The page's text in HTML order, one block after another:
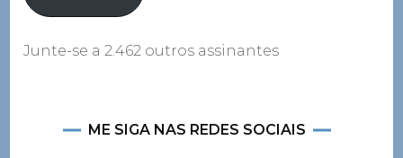
Junte-se a 2.462 outros assinantes
ME SIGA NAS REDES SOCIAIS